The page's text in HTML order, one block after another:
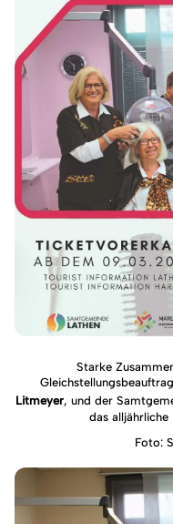
Starke
Litmeyer, und der
das
Foto: